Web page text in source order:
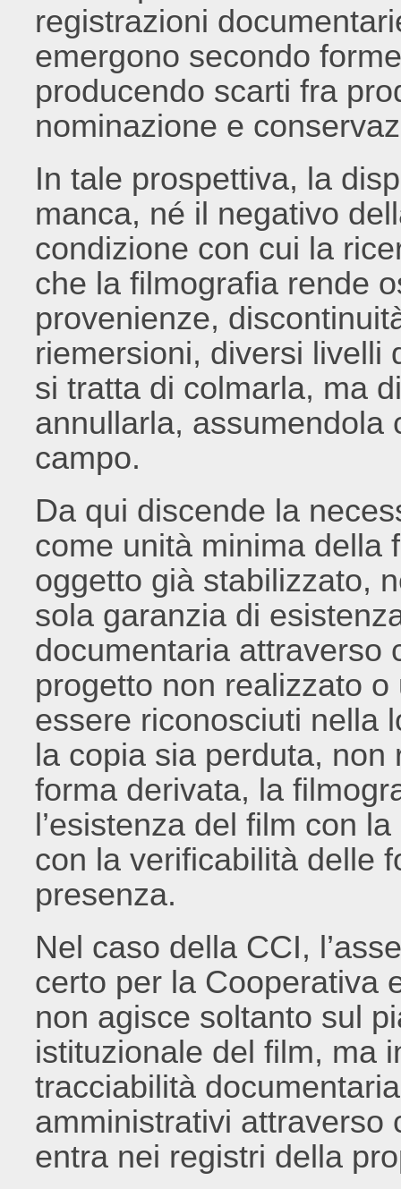
registrazioni
emergono secondo
producendo scarti fra
nominazione e
In tale prospettiva, la
manca, né il negativo
condizione con cui la
che la filmografia rende
provenienze,
riemersioni, diversi livelli
si tratta di colmarla, ma
annullarla, assumendola
campo.
Da qui discende la
come unità minima della
oggetto già stabilizzato,
sola garanzia di
documentaria attraverso
progetto non realizzato
essere riconosciuti nella
la copia sia perduta,
forma derivata, la
l’esistenza del film con
con la verificabilità delle
presenza.
Nel caso della CCI,
certo per la Cooperativa
non agisce soltanto sul
istituzionale del film, ma
tracciabilità
amministrativi attraverso
entra nei registri della